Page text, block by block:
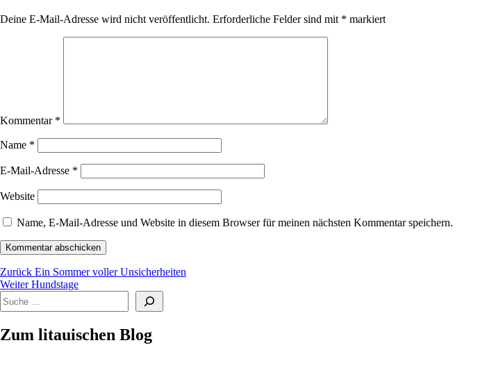
Deine E-Mail-Adresse wird nicht veröffentlicht. Erforderliche Felder sind mit * markiert
Kommentar *
Name *
E-Mail-Adresse *
Website
Name, E-Mail-Adresse und Website in diesem Browser für meinen nächsten Kommentar speichern.
Beitragsnavigation
Zurück Vorheriger
Beitrag:
Ein Sommer voller Unsicherheiten
Weiter Nächster
Hundstage
Suchen
Zum litauischen Blog